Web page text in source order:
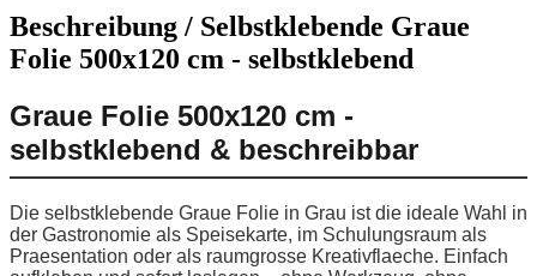
Beschreibung / Selbstklebende Graue
Folie 500x120 cm - selbstklebend
Graue Folie 500x120 cm -
selbstklebend & beschreibbar
Die selbstklebende Graue Folie in Grau ist die ideale Wahl in
der Gastronomie als Speisekarte, im Schulungsraum als
Praesentation oder als raumgrosse Kreativflaeche. Einfach